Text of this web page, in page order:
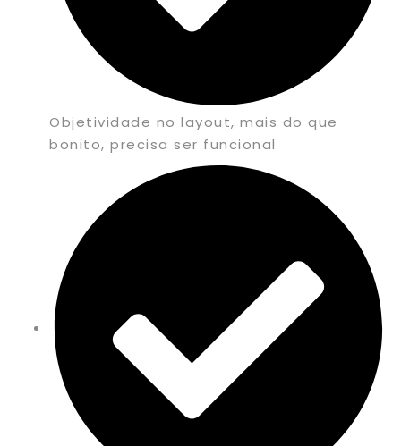
Objetividade no layout, mais do que
bonito, precisa ser funcional